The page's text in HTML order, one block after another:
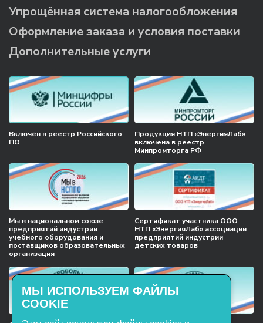
Упрощённая система налогообложения
Оформление заказа и условия поставки
Дополнительные услуги
Включён в реестр Российского
ПО
Продукция НТП «ЭнергияЛаб»
включена в реестр
Минпромторга РФ
Мы в национальном союзе
предприятий индустрии
учебного оборудования и
поставщиков образовательных
организация
Сертификат участника ООО
НТП «ЭнергияЛаб» ассоциации
предприятий индустрии
детских товаров
МЫ ИСПОЛЬЗУЕМ ФАЙЛЫ
COOKIE